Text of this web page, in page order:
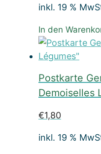
inkl. 19 %
In den
Postkarte
Demoiselles
€1,80
inkl. 19 %